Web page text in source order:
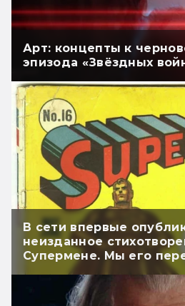
Арт: концепты к
эпизода «Звёздных
В сети впервые
неизданное
Супермене. Мы его